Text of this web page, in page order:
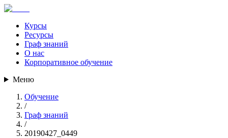
Курсы
Ресурсы
Граф знаний
О нас
Корпоративное обучение
Меню
Обучение
/
Граф знаний
/
20190427_0449